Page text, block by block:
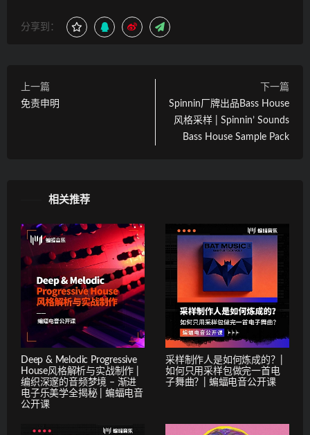
分享到：
上一篇
免责申明
下一篇
Spinnin厂牌出品Bass House
风格采样 | Spinnin’ Sounds
Bass House Sample Pack
相关推荐
Deep & Melodic Progressive
House风格解析与实战制作 |
编织深邃的音频梦境 – 渐进
电子乐美学全揭秘 | 蝙蝠电音
公开课
采样制作人是如何炼成的？|
如何只用采样包做完一首电
子舞曲？| 蝙蝠电音公开课